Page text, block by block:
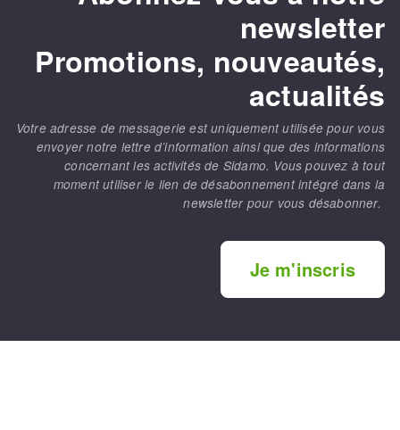
newsletter
Promotions, nouveautés,
actualités
Votre adresse de messagerie est uniquement utilisée pour vous
envoyer notre lettre d’information ainsi que des informations
concernant les activités de Sidamo. Vous pouvez à tout
moment utiliser le lien de désabonnement intégré dans la
newsletter pour vous désabonner.
Je m'inscris